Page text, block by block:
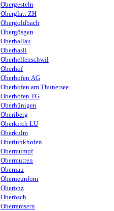
Obergesteln
Oberglatt ZH
Obergoldbach
Obergösgen
Oberhallau
Oberhasli
Oberhelfenschwil
Oberhof
Oberhofen AG
Oberhofen am Thunersee
Oberhofen TG
Oberhünigen
Oberiberg
Oberkirch LU
Oberkulm
Oberlunkhofen
Obermumpf
Obermutten
Obernau
Oberneunforn
Oberönz
Oberösch
Oberramsern